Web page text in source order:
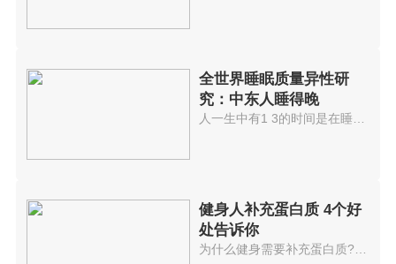
全世界睡眠质量异性研
究：中东人睡得晚
健身人补充蛋白质 4个好
处告诉你